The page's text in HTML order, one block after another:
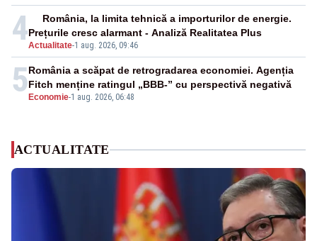
4Actualitate-1 aug. 2026, 09:46
România, la limita tehnică a importurilor de energie.
Prețurile cresc alarmant - Analiză Realitatea Plus
5 Economie-1 aug. 2026, 06:48
România a scăpat de retrogradarea economiei. Agenția
Fitch menține ratingul „BBB-” cu perspectivă negativă
ACTUALITATE